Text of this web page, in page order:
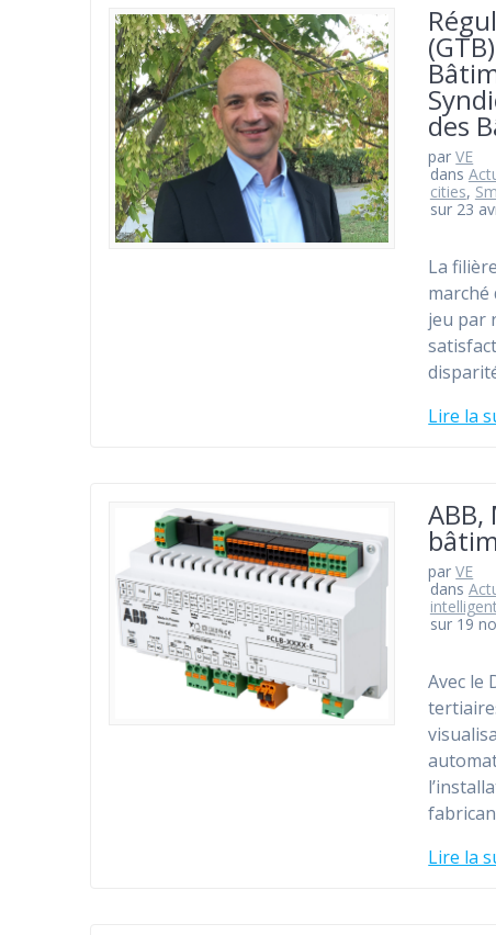
des
parVE
dans
cities,
sur 23
La
marché
jeu par
Lire la
parVE
dans
sur 19
Avec le
Lire la